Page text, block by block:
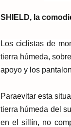
SHIELD, la
Los ciclistas de
tierra húmeda,
apoyo y los
Paraevitar esta
tierra húmeda del
en el sillín, no